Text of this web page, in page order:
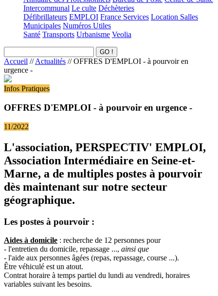
Intercommunal Le culte Déchèteries
Défibrillateurs EMPLOI France Services Location Salles
Municipales Numéros Utiles
Santé Transports Urbanisme Veolia
Accueil //Actualités // OFFRES D'EMPLOI - à pourvoir en
urgence -
Infos Pratiques
OFFRES D'EMPLOI - à pourvoir en urgence -
11/2022
L'association, PERSPECTIV' EMPLOI,
Association Intermédiaire en Seine-et-
Marne, a de multiples postes à pourvoir
dès maintenant sur notre secteur
géographique.
Les postes à pourvoir :
Aides à domicile : recherche de 12 personnes pour
- l'entretien du domicile, repassage ..., ainsi que
- l'aide aux personnes âgées (repas, repassage, course ...).
Être véhiculé est un atout.
Contrat horaire à temps partiel du lundi au vendredi, horaires
variables suivant les besoins.